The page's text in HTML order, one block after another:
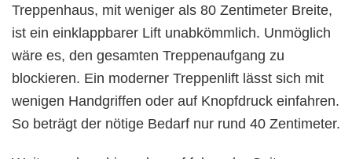
Treppenhaus, mit weniger als 80 Zentimeter Breite,
ist ein einklappbarer Lift unabkömmlich. Unmöglich
wäre es, den gesamten Treppenaufgang zu
blockieren. Ein moderner Treppenlift lässt sich mit
wenigen Handgriffen oder auf Knopfdruck einfahren.
So beträgt der nötige Bedarf nur rund 40 Zentimeter.